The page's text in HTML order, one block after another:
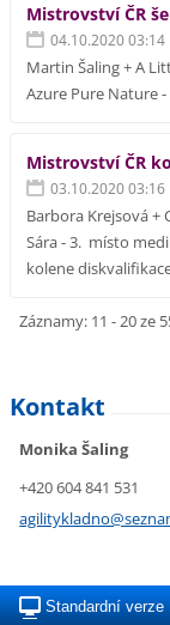
Mistrovství ČR
04.10.2020 03:14
Martin Šaling + A
Azure Pure Nature
Mistrovství ČR
03.10.2020 03:16
Barbora Krejsová +
Sára - 3. místo
kolene
Záznamy: 11 - 20 ze
Kontakt
Monika Šaling
+420 604 841 531
Standardní verze